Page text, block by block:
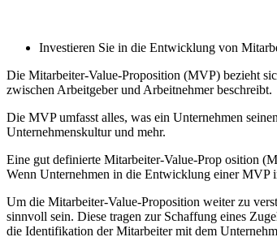
Investieren Sie in die Entwicklung von
Die Mitarbeiter-Value-Proposition (MVP) bezieht
zwischen Arbeitgeber und Arbeitnehmer beschreibt.
Die MVP umfasst alles, was ein Unternehmen
Unternehmenskultur und mehr.
Eine gut definierte Mitarbeiter-Value-Prop osition
Wenn Unternehmen in die Entwicklung einer MVP
Um die Mitarbeiter-Value-Proposition weiter zu
sinnvoll sein. Diese tragen zur Schaffung eines
die Identifikation der Mitarbeiter mit dem